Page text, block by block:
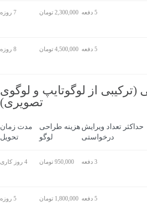
5 دفعه 2,300,000 تومان 7 روزه
5 دفعه 4,500,000 تومان 8 روزه
(ترکیبی از لوگوتایپ و لوگوی
تصویری)
حداکثر تعداد ویرایش
درخواستی
هزینه طراحی
لوگو
مدت زمان
تحویل
3 دفعه 950,000 تومان 4 روز کاری
5 دفعه 1,800,000 تومان 5 روزه